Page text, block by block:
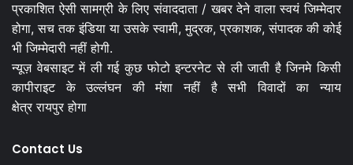
प्रकाशित ऐसी सामग्री के लिए संवाददाता / खबर देने वाला स्वयं जिम्मेदार
होगा, सच तक इंडिया या उसके स्वामी, मुद्रक, प्रकाशक, संपादक की कोई
भी जिम्मेदारी नहीं होगी.
न्यूज़ वेबसाइट में ली गई कुछ फोटो इन्टरनेट से ली जाती है जिनमे किसी
कापीराइट के उल्लंघन की मंशा नहीं है सभी विवादों का न्याय
क्षेत्र रायपुर होगा
Contact Us